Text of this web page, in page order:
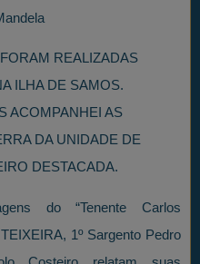
REALIZADAS
ILHA DE SAMOS.
ACOMPANHEI AS
DA UNIDADE DE
DESTACADA.
do “Tenente Carlos
1º Sargento Pedro